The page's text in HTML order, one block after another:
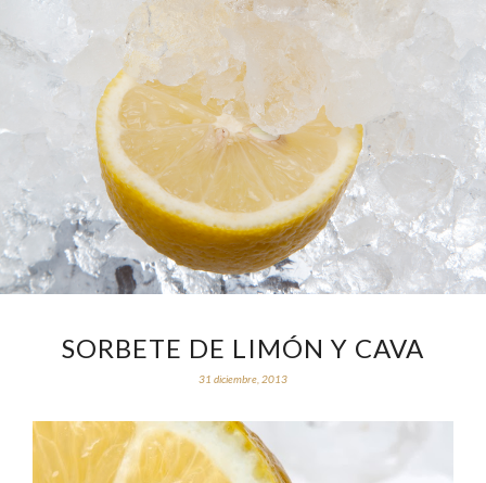
SORBETE DE LIMÓN Y CAVA
31 diciembre, 2013